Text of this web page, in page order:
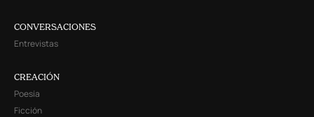
CONVERSACIONES
Entrevistas
CREACIÓN
Poesía
Ficción